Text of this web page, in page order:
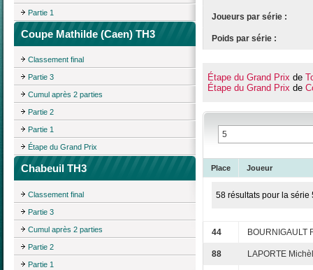
Partie 1
Coupe Mathilde (Caen) TH3
Classement final
Partie 3
Cumul après 2 parties
Partie 2
Partie 1
Étape du Grand Prix
Chabeuil TH3
Classement final
Partie 3
Cumul après 2 parties
Partie 2
Partie 1
Joueurs par série :
Poids par série :
Étape du Grand Prix de
Étape du Grand Prix de
Place Joueur
58 résultats pour la série
44 BOURNIGAULT
88 LAPORTE